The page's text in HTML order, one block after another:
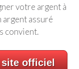
votre argent à
argent assuré
convient.
site officiel